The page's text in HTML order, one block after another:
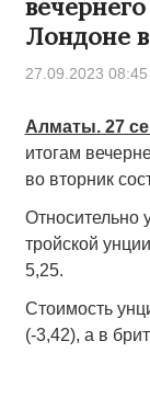
Лондоне
27.09.2023 08:45
Алматы. 27
итогам
во вторник
Относительно
тройской
5,25.
Стоимость
(-3,42), а в